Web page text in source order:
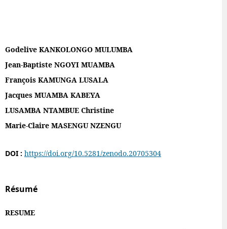
Godelive KANKOLONGO MULUMBA
Jean-Baptiste NGOYI MUAMBA
François KAMUNGA LUSALA
Jacques MUAMBA KABEYA
LUSAMBA NTAMBUE Christine
Marie-Claire MASENGU NZENGU
DOI : https://doi.org/10.5281/zenodo.20705304
Résumé
RESUME